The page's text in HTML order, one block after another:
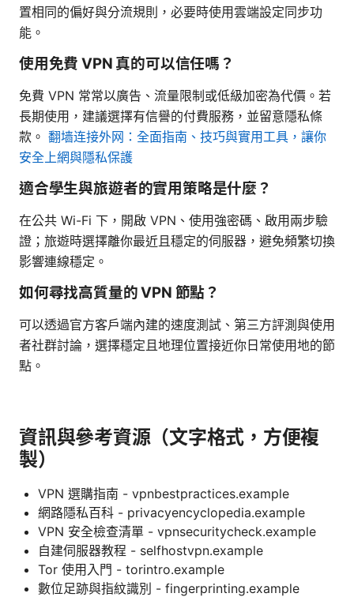
置相同的偏好與分流規則，必要時使用雲端設定同步功
能。
使用免費 VPN 真的可以信任嗎？
免費 VPN 常常以廣告、流量限制或低級加密為代價。若
長期使用，建議選擇有信譽的付費服務，並留意隱私條
款。 翻墙连接外网：全面指南、技巧與實用工具，讓你
安全上網與隱私保護
適合學生與旅遊者的實用策略是什麼？
在公共 Wi-Fi 下，開啟 VPN、使用強密碼、啟用兩步驗
證；旅遊時選擇離你最近且穩定的伺服器，避免頻繁切換
影響連線穩定。
如何尋找高質量的 VPN 節點？
可以透過官方客戶端內建的速度測試、第三方評測與使用
者社群討論，選擇穩定且地理位置接近你日常使用地的節
點。
資訊與參考資源（文字格式，方便複
製）
VPN 選購指南 - vpnbestpractices.example
網路隱私百科 - privacyencyclopedia.example
VPN 安全檢查清單 - vpnsecuritycheck.example
自建伺服器教程 - selfhostvpn.example
Tor 使用入門 - torintro.example
數位足跡與指紋識別 - fingerprinting.example